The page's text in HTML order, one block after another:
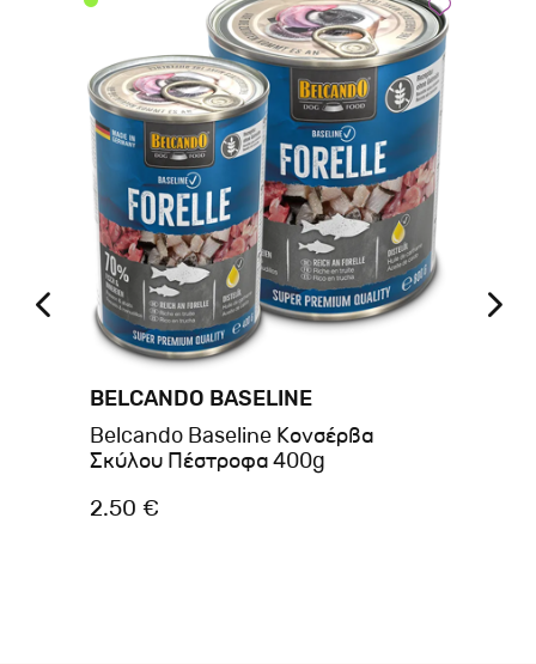
BELCANDO BASELINE
Belcando Baseline Κονσέρβα
Σκύλου Πέστροφα 400g
2.50 €